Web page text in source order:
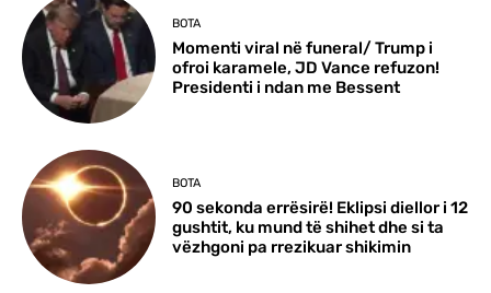
BOTA
Momenti viral në funeral/ Trump i
ofroi karamele, JD Vance refuzon!
Presidenti i ndan me Bessent
BOTA
90 sekonda errësirë! Eklipsi diellor i 12
gushtit, ku mund të shihet dhe si ta
vëzhgoni pa rrezikuar shikimin